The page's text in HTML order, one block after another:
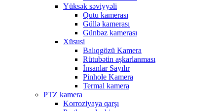
Yüksək səviyyəli
Qutu kamerası
Güllə kamerası
Günbəz kamerası
Xüsusi
Balıqgözü Kamera
Rütubətin aşkarlanması
İnsanlar Sayılır
Pinhole Kamera
Termal kamera
PTZ kamera
Korroziyaya qarşı